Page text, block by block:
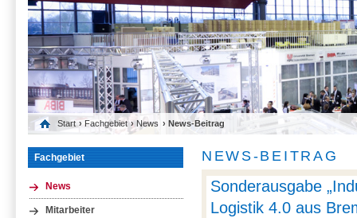
Start › Fachgebiet › News › News-Beitrag
Fachgebiet
News
Mitarbeiter
NEWS-BEITRAG
Sonderausgabe
Logistik 4.0 aus